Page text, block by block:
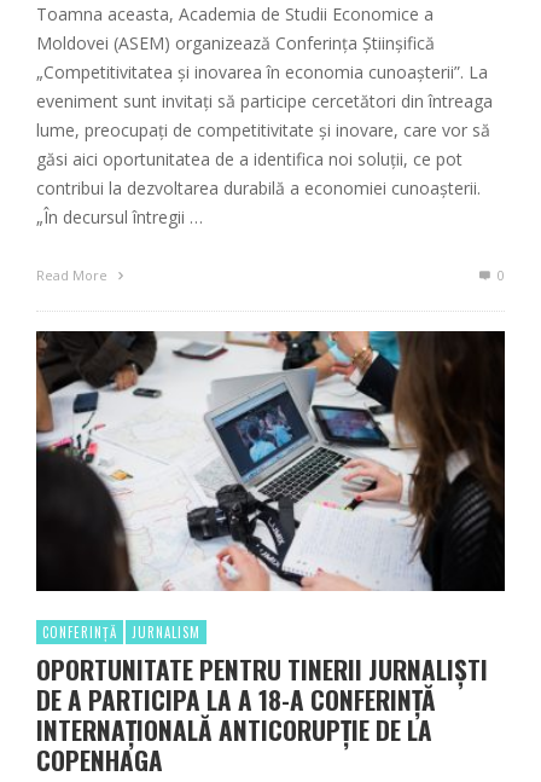
Toamna aceasta, Academia de Studii Economice a
Moldovei (ASEM) organizează Conferința Știinșifică
„Competitivitatea şi inovarea în economia cunoaşterii”. La
eveniment sunt invitați să participe cercetători din întreaga
lume, preocupaţi de competitivitate şi inovare, care vor să
găsi aici oportunitatea de a identifica noi soluţii, ce pot
contribui la dezvoltarea durabilă a economiei cunoaşterii.
„În decursul întregii …
Read More 0
CONFERINȚĂ JURNALISM
OPORTUNITATE PENTRU TINERII JURNALIȘTI
DE A PARTICIPA LA A 18-A CONFERINȚĂ
INTERNAȚIONALĂ ANTICORUPȚIE DE LA
COPENHAGA